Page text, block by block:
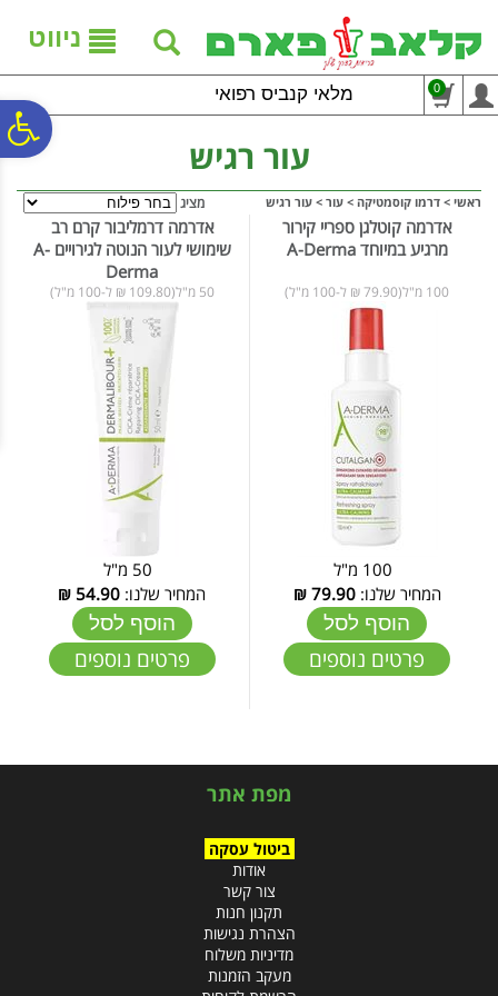
נגישות
אתר
המרכזי
ניווט
מלאי קנביס רפואי 0
עור רגיש
ראשי > דרמו קוסמטיקה > עור > עור רגיש מציג
אדרמה קוטלגן ספריי קירור
מרגיע במיוחד A-Derma
100 מ"ל(79.90 ₪ ל-100 מ"ל)
המחיר שלנו:79.90
₪
הוסף לסל
פרטים נוספים
אדרמה דרמליבור קרם רב
שימושי לעור הנוטה לגירויים A-
Derma
50 מ"ל(109.80 ₪ ל-100 מ"ל)
המחיר שלנו: 54.90
₪
הוסף לסל
פרטים נוספים
מפת אתר
ביטול עסקה
אודות
צור קשר
תקנון חנות
הצהרת נגישות
מדיניות משלוח
מעקב הזמנות